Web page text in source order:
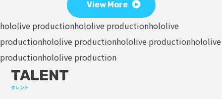
View More
hololive productionhololive productionhololive
productionhololive productionhololive productionhololive
productionhololive production
TALENT
タレント